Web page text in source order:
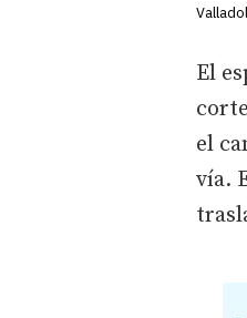
El
el
vía.